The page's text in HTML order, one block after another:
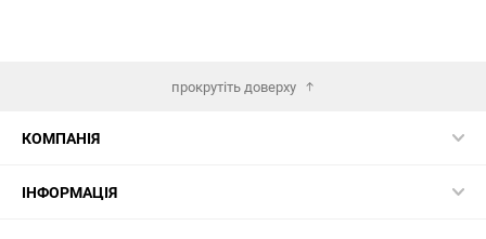
прокрутіть доверху
КОМПАНІЯ
ІНФОРМАЦІЯ